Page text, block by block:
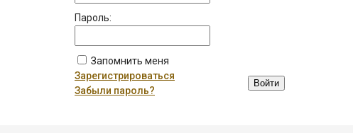
Пароль:
Запомнить меня
Войти
Зарегистрироваться
Забыли пароль?